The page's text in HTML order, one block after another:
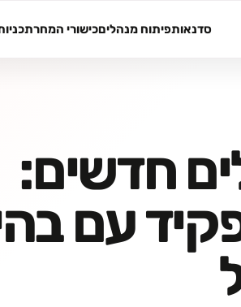
סדנאותפיתוח מנהליםכישורי המחר
חדשים:
עם